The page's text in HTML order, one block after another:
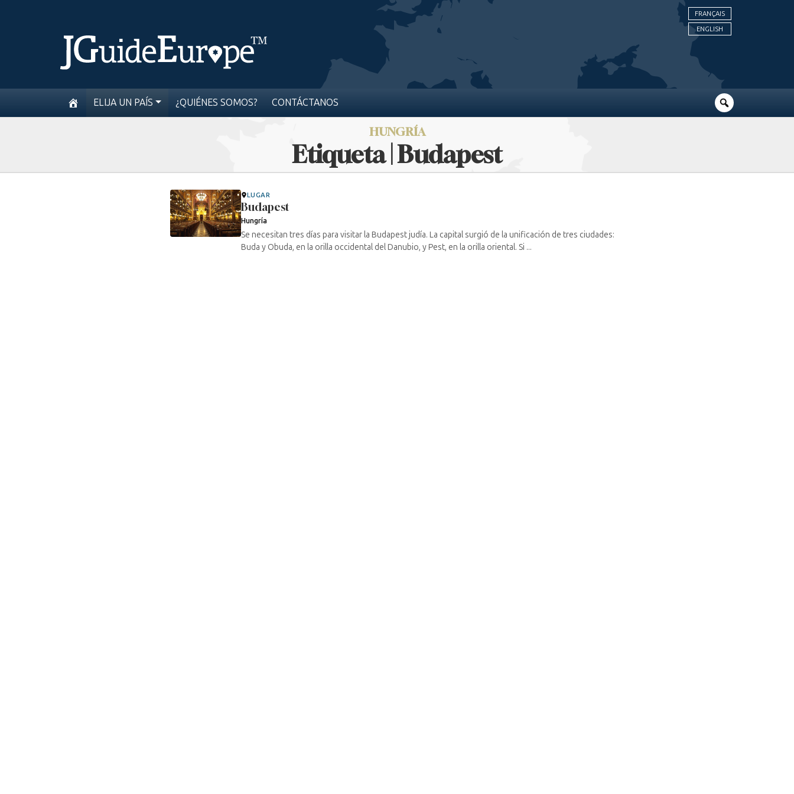
FRANÇAIS
ENGLISH
ELIJA UN PAÍS ¿QUIÉNES SOMOS? CONTÁCTANOS
HUNGRÍA
Etiqueta | Budapest
LUGAR
Budapest
Hungría
Se necesitan tres días para visitar la Budapest judía. La capital surgió de la unificación de tres ciudades:
Buda y Obuda, en la orilla occidental del Danubio, y Pest, en la orilla oriental. Si ...